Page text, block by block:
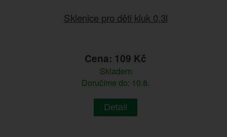
Sklenice pro děti kluk 0,3l
Cena: 109 Kč
Skladem
Doručíme do: 10.8.
Detail